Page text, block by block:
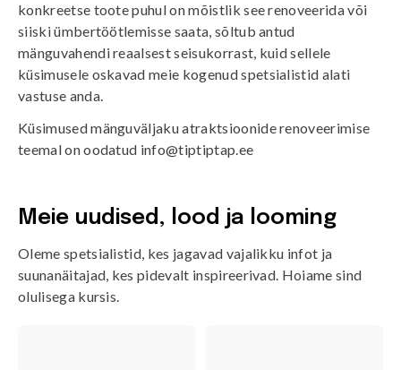
konkreetse toote puhul on mõistlik see renoveerida või
siiski ümbertöötlemisse saata, sõltub antud
mänguvahendi reaalsest seisukorrast, kuid sellele
küsimusele oskavad meie kogenud spetsialistid alati
vastuse anda.
Küsimused mänguväljaku atraktsioonide renoveerimise
teemal on oodatud info@tiptiptap.ee
Meie uudised, lood ja looming
Oleme spetsialistid, kes jagavad vajalikku infot ja
suunanäitajad, kes pidevalt inspireerivad. Hoiame sind
olulisega kursis.